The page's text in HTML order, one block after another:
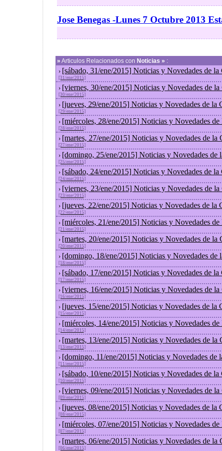
Jose Benegas -Lunes 7 Octubre 2013
» Articulos Relacionados con Noticias » :
› [sábado, 31/ene/2015] Noticias y Novedades de la
[31/ene/2015]
› [viernes, 30/ene/2015] Noticias y Novedades de
[30/ene/2015]
› [jueves, 29/ene/2015] Noticias y Novedades de la
[29/ene/2015]
› [miércoles, 28/ene/2015] Noticias y Novedades
[28/ene/2015]
› [martes, 27/ene/2015] Noticias y Novedades de la
[27/ene/2015]
› [domingo, 25/ene/2015] Noticias y Novedades de
[25/ene/2015]
› [sábado, 24/ene/2015] Noticias y Novedades de la
[24/ene/2015]
› [viernes, 23/ene/2015] Noticias y Novedades de
[23/ene/2015]
› [jueves, 22/ene/2015] Noticias y Novedades de la
[22/ene/2015]
› [miércoles, 21/ene/2015] Noticias y Novedades
[21/ene/2015]
› [martes, 20/ene/2015] Noticias y Novedades de la
[20/ene/2015]
› [domingo, 18/ene/2015] Noticias y Novedades de
[18/ene/2015]
› [sábado, 17/ene/2015] Noticias y Novedades de la
[17/ene/2015]
› [viernes, 16/ene/2015] Noticias y Novedades de
[16/ene/2015]
› [jueves, 15/ene/2015] Noticias y Novedades de la
[15/ene/2015]
› [miércoles, 14/ene/2015] Noticias y Novedades
[14/ene/2015]
› [martes, 13/ene/2015] Noticias y Novedades de la
[13/ene/2015]
› [domingo, 11/ene/2015] Noticias y Novedades de
[11/ene/2015]
› [sábado, 10/ene/2015] Noticias y Novedades de la
[10/ene/2015]
› [viernes, 09/ene/2015] Noticias y Novedades de
[09/ene/2015]
› [jueves, 08/ene/2015] Noticias y Novedades de la
[08/ene/2015]
› [miércoles, 07/ene/2015] Noticias y Novedades
[07/ene/2015]
› [martes, 06/ene/2015] Noticias y Novedades de la
[06/ene/2015]